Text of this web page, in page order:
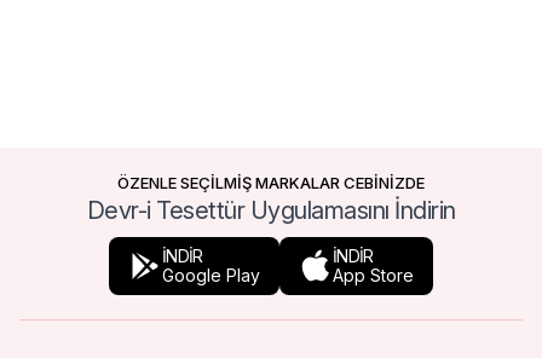
ÖZENLE SEÇİLMİŞ MARKALAR CEBİNİZDE
Devr-i Tesettür Uygulamasını İndirin
İNDİR
Google Play
İNDİR
App Store